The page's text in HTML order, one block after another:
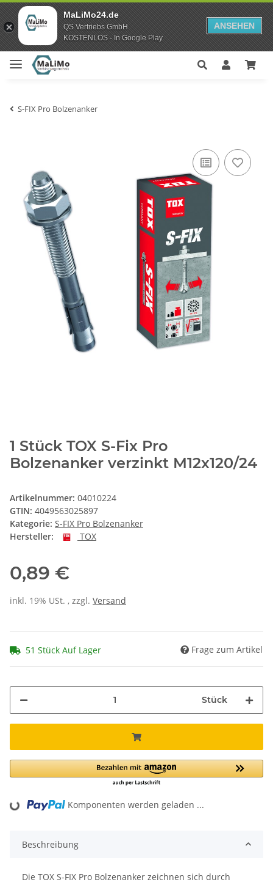
MaLiMo24.de
QS Vertriebs GmbH
KOSTENLOS - In Google Play
ANSEHEN
S-FIX Pro Bolzenanker
1 Stück TOX S-Fix Pro
Bolzenanker verzinkt M12x120/24
Artikelnummer: 04010224
GTIN: 4049563025897
Kategorie: S-FIX Pro Bolzenanker
Hersteller:
TOX
0,89 €
inkl. 19% USt. , zzgl. Versand
51 Stück Auf Lager Frage zum Artikel
Stück
Loading... Komponenten werden geladen ...
Beschreibung
Die TOX S-FIX Pro Bolzenanker zeichnen sich durch